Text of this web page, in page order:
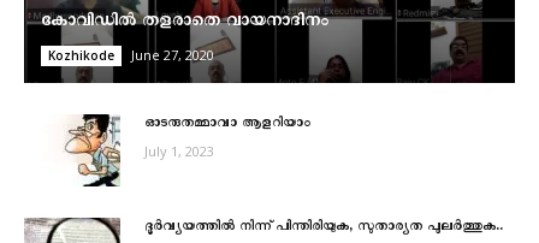
കോവിഡിൽ തളരാതെ വായനാദിനം
Kozhikode June 27, 2020
ഓടരുതമ്മാവാ ആളറിയാം
July 1, 2023
ദുര്‍വ്യയത്തില്‍ നിന്ന് പിന്തിരിയുക, സുതാര്യത പുലര്‍ത്തുക..